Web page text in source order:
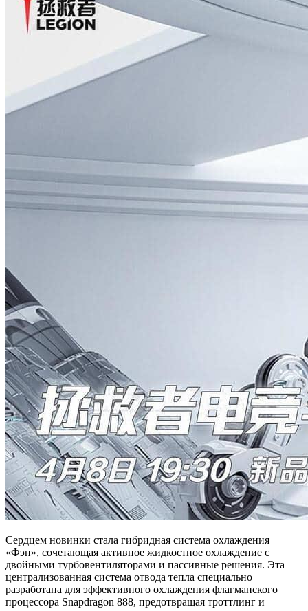
Сердцем новинки стала гибридная система охлаждения
«Фэн», сочетающая активное жидкостное охлаждение с
двойными турбовентиляторами и пассивные решения. Эта
централизованная система отвода тепла специально
разработана для эффективного охлаждения флагманского
процессора Snapdragon 888, предотвращая троттлинг и